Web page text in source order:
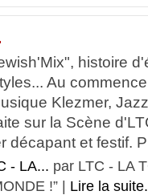
histoire
Au
Klezmer,
sur la Scène
décapant et festif.
- LA... par LTC - LA
!” | Lire la